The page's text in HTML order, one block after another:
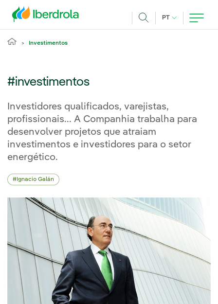
PT IDIOMA ATUAL,
Investimentos
#investimentos
Investidores qualificados, varejistas,
profissionais... A Companhia trabalha para
desenvolver projetos que atraiam
investimentos e investidores para o setor
energético.
Ignacio Galán